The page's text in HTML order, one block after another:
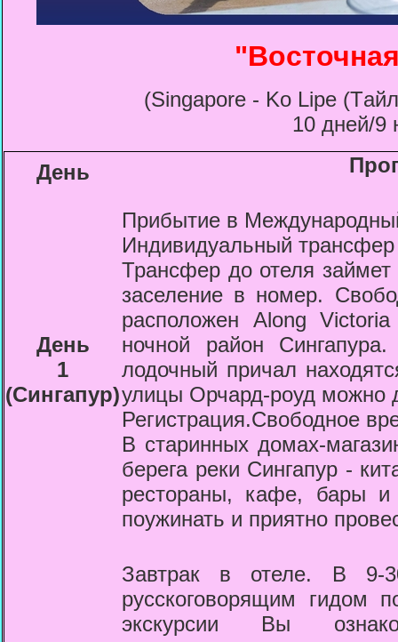
(Singapore - Ko Lipe
10 дней/9
День
День
1
(Сингапур)
Прибытие в
Индивидуальный трансфер
Трансфер до отеля
заселение в номер.
расположен Along
ночной район
лодочный причал
улицы Орчард-роуд можно
Регистрация.Свободное
В старинных домах-
берега реки Сингапур -
рестораны, кафе, бары
поужинать и приятно
Завтрак в отеле. В 9-
русскоговорящим гидом
экскурсии Вы